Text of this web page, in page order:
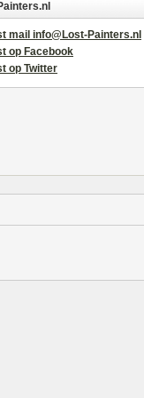
mail info@Lost-Painters.nl
op Facebook
op Twitter